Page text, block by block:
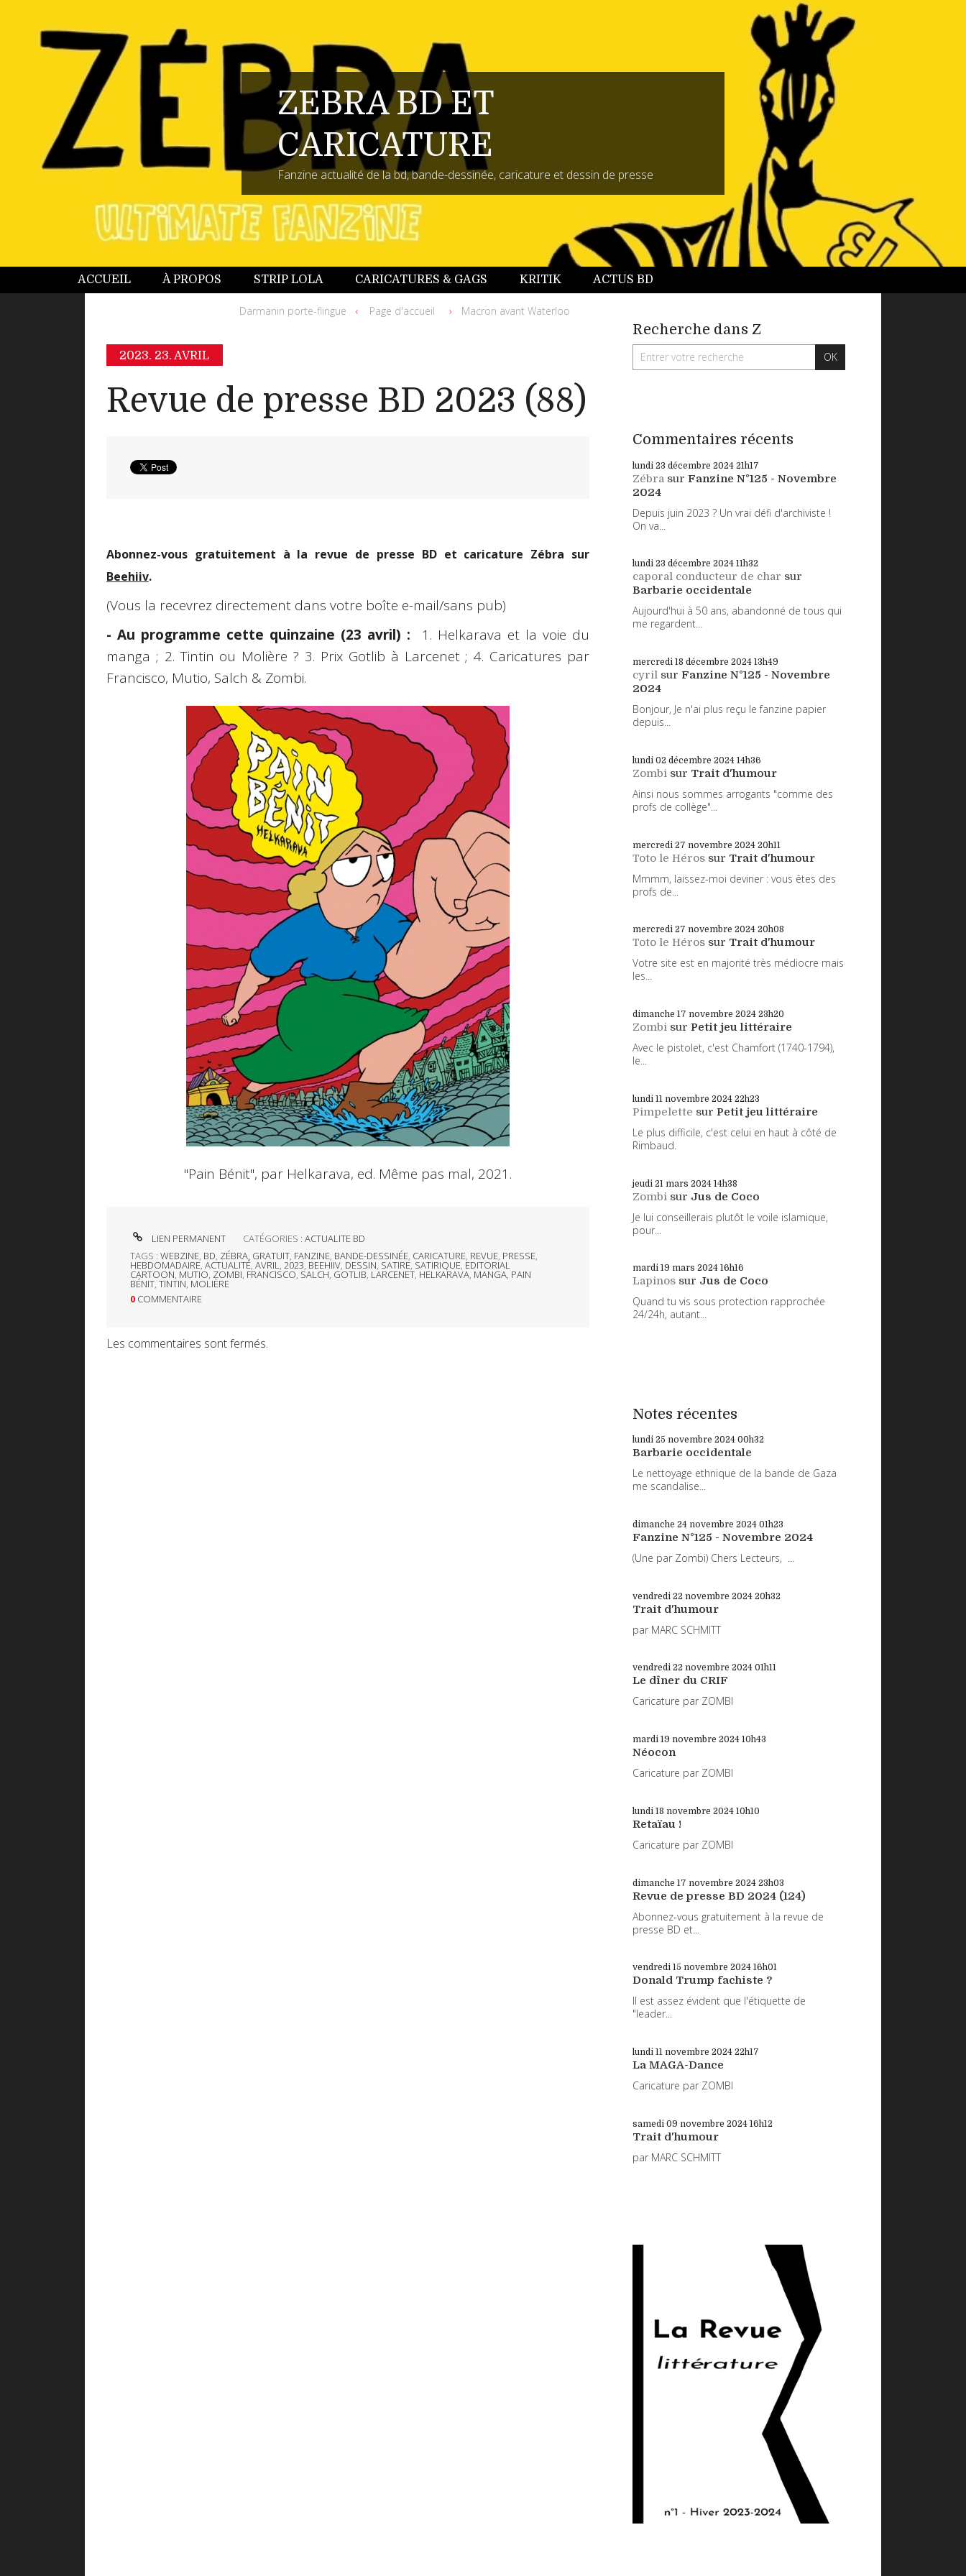
ZEBRA BD ET
CARICATURE
Fanzine actualité de la bd, bande-dessinée, caricature et dessin de presse
ACCUEIL À PROPOS STRIP LOLA CARICATURES & GAGS KRITIK ACTUS BD
Darmanin porte-flingue Page d'accueil Macron avant Waterloo
2023. 23. AVRIL
Revue de presse BD 2023 (88)
Abonnez-vous gratuitement à la revue de presse BD et caricature Zébra sur
Beehiiv.
(Vous la recevrez directement dans votre boîte e-mail/sans pub)
- Au programme cette quinzaine (23 avril) : 1. Helkarava et la voie du
manga ; 2. Tintin ou Molière ? 3. Prix Gotlib à Larcenet ; 4. Caricatures par
Francisco, Mutio, Salch & Zombi.
"Pain Bénit", par Helkarava, ed. Même pas mal, 2021.
LIEN PERMANENT CATÉGORIES :ACTUALITE BD
TAGS : WEBZINE, BD, ZÉBRA, GRATUIT, FANZINE, BANDE-DESSINÉE, CARICATURE, REVUE, PRESSE,
HEBDOMADAIRE, ACTUALITÉ, AVRIL, 2023, BEEHIIV, DESSIN, SATIRE, SATIRIQUE, EDITORIAL
CARTOON, MUTIO, ZOMBI, FRANCISCO, SALCH, GOTLIB, LARCENET, HELKARAVA, MANGA, PAIN
BÉNIT, TINTIN, MOLIÈRE
0 COMMENTAIRE
Les commentaires sont fermés.
Recherche dans Z
Commentaires récents
lundi 23 décembre 2024 21h17
Zébra sur Fanzine N°125 - Novembre
2024
Depuis juin 2023 ? Un vrai défi d'archiviste !
On va...
lundi 23 décembre 2024 11h32
caporal conducteur de char sur
Barbarie occidentale
Aujourd'hui à 50 ans, abandonné de tous qui
me regardent...
mercredi 18 décembre 2024 13h49
cyril sur Fanzine N°125 - Novembre
2024
Bonjour, Je n'ai plus reçu le fanzine papier
depuis...
lundi 02 décembre 2024 14h36
Zombi sur Trait d'humour
Ainsi nous sommes arrogants "comme des
profs de collège"...
mercredi 27 novembre 2024 20h11
Toto le Héros sur Trait d'humour
Mmmm, laissez-moi deviner : vous êtes des
profs de...
mercredi 27 novembre 2024 20h08
Toto le Héros sur Trait d'humour
Votre site est en majorité très médiocre mais
les...
dimanche 17 novembre 2024 23h20
Zombi sur Petit jeu littéraire
Avec le pistolet, c'est Chamfort (1740-1794),
le...
lundi 11 novembre 2024 22h23
Pimpelette sur Petit jeu littéraire
Le plus difficile, c'est celui en haut à côté de
Rimbaud.
jeudi 21 mars 2024 14h38
Zombi sur Jus de Coco
Je lui conseillerais plutôt le voile islamique,
pour...
mardi 19 mars 2024 16h16
Lapinos sur Jus de Coco
Quand tu vis sous protection rapprochée
24/24h, autant...
Notes récentes
lundi 25 novembre 2024 00h32
Barbarie occidentale
Le nettoyage ethnique de la bande de Gaza
me scandalise...
dimanche 24 novembre 2024 01h23
Fanzine N°125 - Novembre 2024
(Une par Zombi) Chers Lecteurs, ...
vendredi 22 novembre 2024 20h32
Trait d'humour
par MARC SCHMITT
vendredi 22 novembre 2024 01h11
Le dîner du CRIF
Caricature par ZOMBI
mardi 19 novembre 2024 10h43
Néocon
Caricature par ZOMBI
lundi 18 novembre 2024 10h10
Retaïau !
Caricature par ZOMBI
dimanche 17 novembre 2024 23h03
Revue de presse BD 2024 (124)
Abonnez-vous gratuitement à la revue de
presse BD et...
vendredi 15 novembre 2024 16h01
Donald Trump fachiste ?
Il est assez évident que l'étiquette de
"leader...
lundi 11 novembre 2024 22h17
La MAGA-Dance
Caricature par ZOMBI
samedi 09 novembre 2024 16h12
Trait d'humour
par MARC SCHMITT